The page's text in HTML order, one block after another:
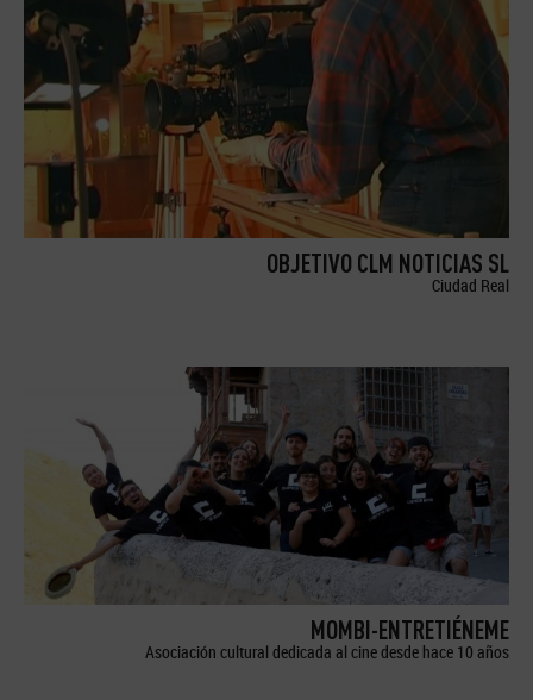
OBJETIVO CLM NOTICIAS SL
Ciudad Real
MOMBI-ENTRETIÉNEME
Asociación cultural dedicada al cine desde hace 10 años